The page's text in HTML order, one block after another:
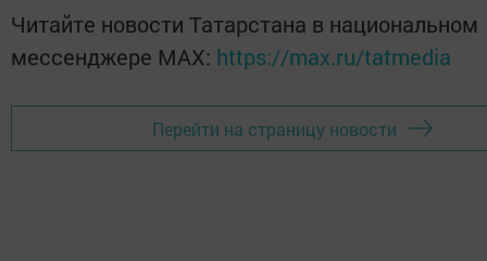
Читайте новости Татарстана в национальном
мессенджере MАХ: https://max.ru/tatmedia
Перейти на страницу новости